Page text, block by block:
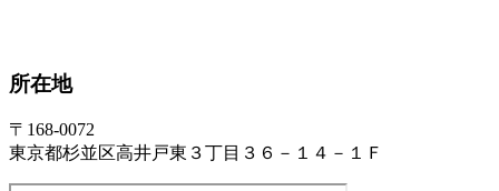
所在地
〒168-0072
東京都杉並区高井戸東３丁目３６－１４－１Ｆ